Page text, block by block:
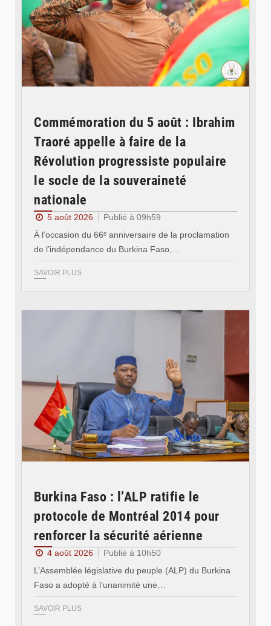
Commémoration du 5 août : Ibrahim
Traoré appelle à faire de la
Révolution progressiste populaire
le socle de la souveraineté
nationale
5 août 2026
Publié à 09h59
À l’occasion du 66ᵉ anniversaire de la proclamation
de l’indépendance du Burkina Faso,…
SAVOIR PLUS
Burkina Faso : l’ALP ratifie le
protocole de Montréal 2014 pour
renforcer la sécurité aérienne
4 août 2026
Publié à 10h50
L’Assemblée législative du peuple (ALP) du Burkina
Faso a adopté à l’unanimité une…
SAVOIR PLUS